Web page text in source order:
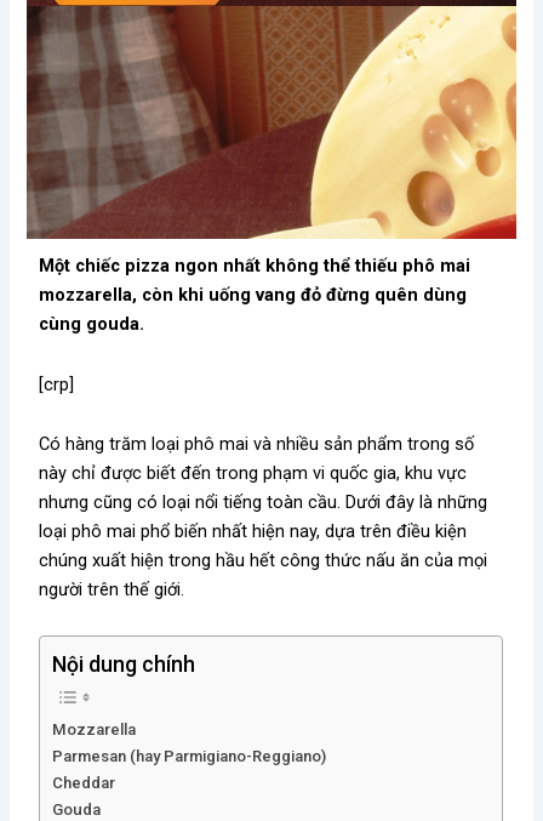
Một chiếc pizza ngon nhất không thể thiếu phô mai
mozzarella, còn khi uống vang đỏ đừng quên dùng
cùng gouda.
[crp]
Có hàng trăm loại phô mai và nhiều sản phẩm trong số
này chỉ được biết đến trong phạm vi quốc gia, khu vực
nhưng cũng có loại nổi tiếng toàn cầu. Dưới đây là những
loại phô mai phổ biến nhất hiện nay, dựa trên điều kiện
chúng xuất hiện trong hầu hết công thức nấu ăn của mọi
người trên thế giới.
Nội dung chính
Mozzarella
Parmesan (hay Parmigiano-Reggiano)
Cheddar
Gouda